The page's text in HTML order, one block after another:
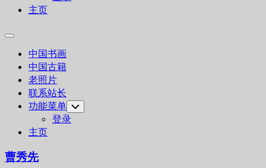
主页
Expand
中国书画
中国古籍
老照片
联系站长
功能菜单 Toggle
Child
Menu
登录
主页
曹秀先